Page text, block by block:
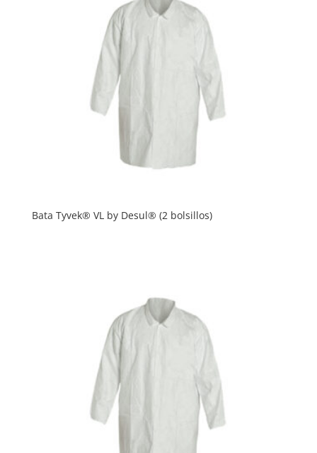
Bata Tyvek® VL by Desul® (2 bolsillos)